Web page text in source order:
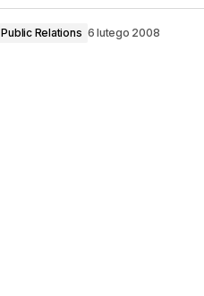
Public Relations 6 lutego 2008